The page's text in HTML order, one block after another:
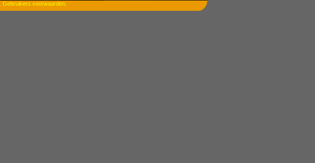
Gebruikers voorwaarden